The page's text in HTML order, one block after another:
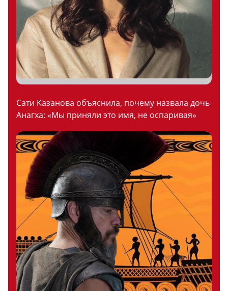
Сати Казанова объяснила, почему назвала дочь
Анагха: «Мы приняли это имя, не оспаривая»